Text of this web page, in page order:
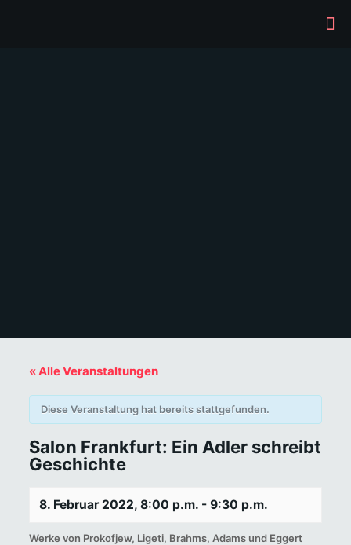
« Alle Veranstaltungen
Diese Veranstaltung hat bereits stattgefunden.
Salon Frankfurt: Ein Adler schreibt
Geschichte
8. Februar 2022, 8:00 p.m.- 9:30 p.m.
Werke von Prokofjew, Ligeti, Brahms, Adams und Eggert